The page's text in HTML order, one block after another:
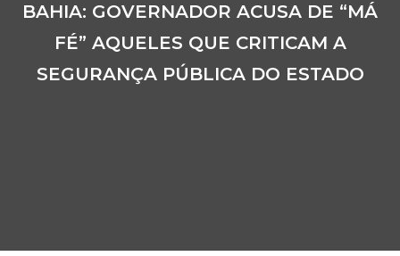
BAHIA: GOVERNADOR ACUSA DE “MÁ
FÉ” AQUELES QUE CRITICAM A
SEGURANÇA PÚBLICA DO ESTADO